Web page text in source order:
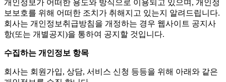
법률을 준수하고 있습니다.
회사는 개인정보취급방침을 통하여 고객님께서 제공하시는
개인정보가 어떠한 용도와 방식으로 이용되고 있으며, 개인정
보보호를 위해 어떠한 조치가 취해지고 있는지 알려드립니다.
회사는 개인정보취급방침을 개정하는 경우 웹사이트 공지사
항(또는 개별공지)을 통하여 공지할 것입니다.
수집하는 개인정보 항목